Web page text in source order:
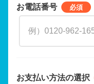
お電話番号
お支払い方法の選択